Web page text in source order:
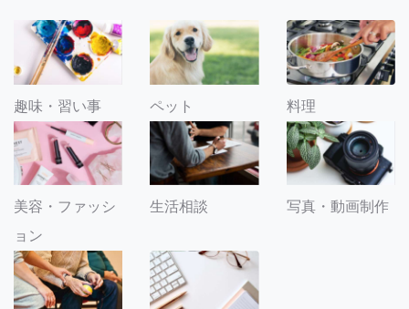
趣味・習い事 ペット 料理
美容・ファッシ
ョン
生活相談 写真・動画制作